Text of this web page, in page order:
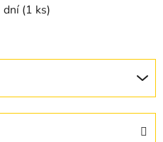
dní (1 ks)